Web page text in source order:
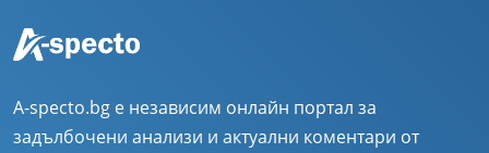
A-specto.bg е независим онлайн портал за
задълбочени анализи и актуални коментари от